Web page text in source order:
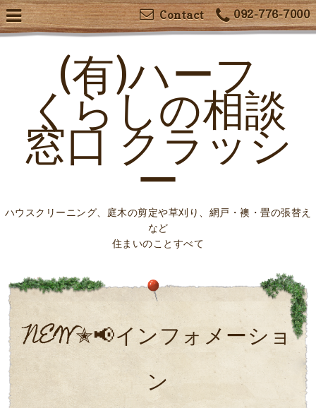
092-776-7000
Contact
(有)ハーフ
くらしの相談
窓口 クラッシ
ー
ハウスクリーニング、庭木の剪定や草刈り、網戸・襖・畳の張替え
など
住まいのことすべて
NEW✭📢インフォメーショ
ン